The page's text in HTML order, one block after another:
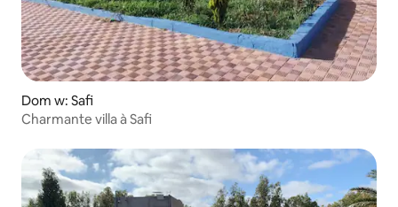
Dom w: Safi
Charmante villa à Safi